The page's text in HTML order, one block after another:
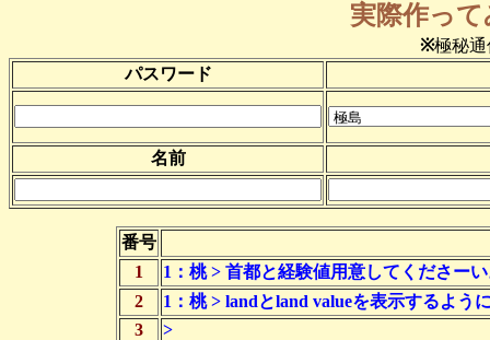
実際作っ
※極秘通
パスワード
名前
番号
1
1：桃 > 首都と経験値用意してくださー
2
1：桃 > landとland valueを表示するよう
3
>